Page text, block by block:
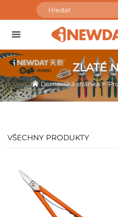
ZLATÉ
Domovská stránka>
VŠECHNY PRODUKTY